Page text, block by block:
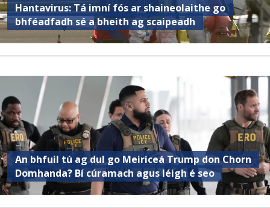
Hantavirus: Tá imní fós ar shaineolaithe go
bhféadfadh sé a bheith ag scaipeadh
An bhfuil tú ag dul go Meiriceá Trump don Chorn
Domhanda? Bí cúramach agus léigh é seo